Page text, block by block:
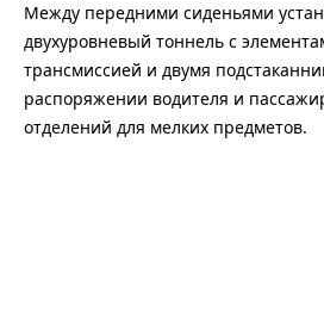
Между передними сиденьями
двухуровневый тоннель с
трансмиссией и двумя
распоряжении водителя и
отделений для мелких предметов.